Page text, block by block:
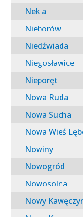
Nekla
Nieborów
Niedźwiada
Niegosławice
Nieporęt
Nowa Ruda
Nowa Sucha
Nowa Wieś
Nowiny
Nowogród
Nowosolna
Nowy